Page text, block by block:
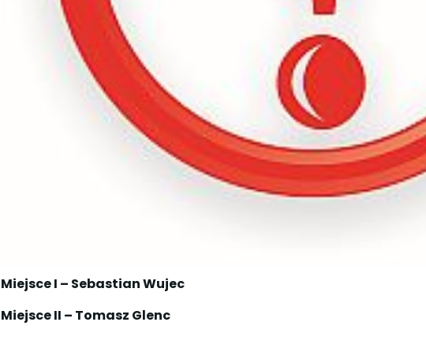
Miejsce I – Sebastian Wujec
Miejsce II – Tomasz Glenc